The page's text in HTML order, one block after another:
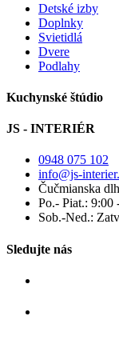
Detské izby
Doplnky
Svietidlá
Dvere
Podlahy
Kuchynské štúdio
JS - INTERIÉR
0948 075 102
info@js-
Čučmianska
Po.- Piat.: 9:00
Sob.-Ned.:
Sledujte nás